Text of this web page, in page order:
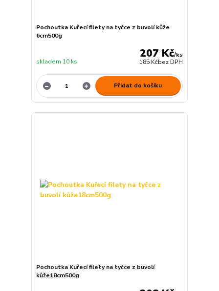
Pochoutka Kuřecí filety na tyčce z buvolí kůže
6cm500g
207 Kč/ks
185 Kčbez DPH
skladem 10 ks
Přidat do košíku
Pochoutka Kuřecí filety na tyčce z buvolí
kůže18cm500g